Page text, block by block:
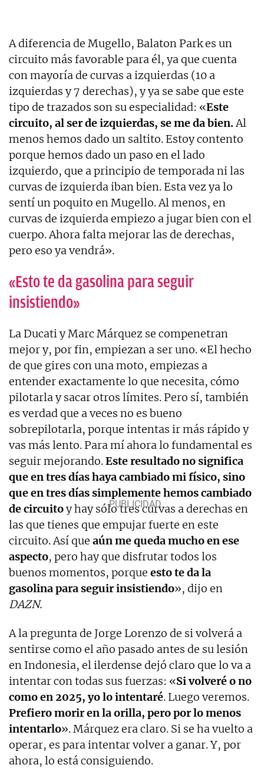
A diferencia de Mugello, Balaton Park es un
circuito más favorable para él, ya que cuenta
con mayoría de curvas a izquierdas (10 a
izquierdas y 7 derechas), y ya se sabe que este
tipo de trazados son su especialidad: «Este
circuito, al ser de izquierdas, se me da bien.Al
menos hemos dado un saltito. Estoy contento
porque hemos dado un paso en el lado
izquierdo, que a principio de temporada ni las
curvas de izquierda iban bien. Esta vez ya lo
sentí un poquito en Mugello. Al menos, en
curvas de izquierda empiezo a jugar bien con el
cuerpo. Ahora falta mejorar las de derechas,
pero eso ya vendrá».
«Esto te da gasolina para seguir
insistiendo»
La Ducati y Marc Márquez se compenetran
mejor y, por fin, empiezan a ser uno. «El hecho
de que gires con una moto, empiezas a
entender exactamente lo que necesita, cómo
pilotarla y sacar otros límites. Pero sí, también
es verdad que a veces no es bueno
sobrepilotarla, porque intentas ir más rápido y
vas más lento. Para mí ahora lo fundamental es
seguir mejorando.Este resultado no significa
que en tres días haya cambiado mi físico, sino
que en tres días simplemente hemos cambiado
de circuitoy hay sólo tres curvas a derechas en
las que tienes que empujar fuerte en este
circuito. Así que aún me queda mucho en ese
aspecto, pero hay que disfrutar todos los
buenos momentos, porque esto te da la
gasolina para seguir insistiendo», dijo en
DAZN.
A la pregunta de Jorge Lorenzo de si volverá a
sentirse como el año pasado antes de su lesión
en Indonesia, el ilerdense dejó claro que lo va a
intentar con todas sus fuerzas: «Si volveré o no
como en 2025, yo lo intentaré. Luego veremos.
Prefiero morir en la orilla, pero por lo menos
intentarlo». Márquez era claro. Si se ha vuelto a
operar, es para intentar volver a ganar. Y, por
ahora, lo está consiguiendo.